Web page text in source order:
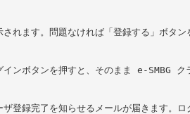
れます。問題なければ「登録する」ボタン
インボタンを押すと、そのまま e-SMBG ク
ザ登録完了を知らせるメールが届きます。